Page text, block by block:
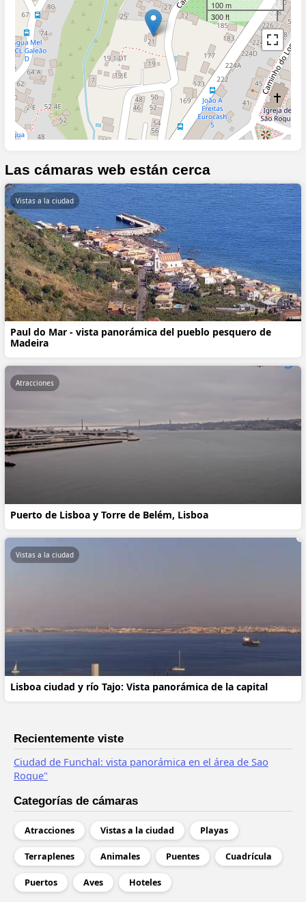
100 m
300 ft
Las cámaras web están cerca
Paul do Mar - vista panorámica del pueblo pesquero de
Madeira
Vistas a la ciudad
Puerto de Lisboa y Torre de Belém, Lisboa
Atracciones
Lisboa ciudad y río Tajo: Vista panorámica de la capital
Vistas a la ciudad
Recientemente viste
Ciudad de Funchal: vista panorámica en el área de Sao
Roque"
Categorías de cámaras
Atracciones Vistas a la ciudad Playas
Terraplenes Animales Puentes Cuadrícula
Puertos Aves Hoteles